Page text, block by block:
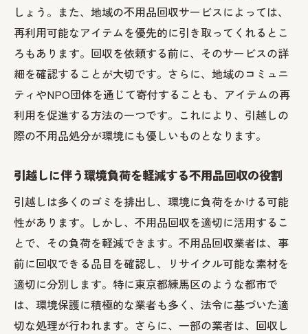
2LDKからの引越しで役立つ練馬区の不用品回収
活用法
引越し時に出る不用品の分類方法
練馬区の不用品回収料金の相場と比較
不用品回収サービスの利用で得られるメリ
ット
引越しの際に出る粗大ゴミの処理方法
不用品回収を通じて新生活を始めるための
練馬区での不用品回収の成功事例紹介
不用品回収で引越しの手間を減らすための練馬
区内のサービス紹介
引越し前にチェックしたい不用品回収サー
ビスリスト
練馬区内での不用品回収サービスの問い合
しょう。また、地域の不用品回収サービスによっては、
再利用可能なアイテムを優先的に引き取ってくれるとこ
ろもあります。回収を依頼する前に、そのサービスの詳
細を確認することが大切です。さらに、地域のコミュニ
ティやNPO団体を通じて寄付することも、アイテムの再
利用を促進する方法の一つです。これにより、引越しの
際の不用品処分が環境にも優しいものとなります。
引越しに伴う環境負荷を軽減する不用品回収の役割
引越しは多くのゴミを排出し、環境に負荷をかける可能
性があります。しかし、不用品回収を適切に活用するこ
とで、その負荷を軽減できます。不用品回収業者は、事
前に回収できる品目を確認し、リサイクル可能な素材を
適切に分別します。特に東京都練馬区のような都市で
は、環境保護に積極的な業者も多く、法令に基づいた適
切な処理が行われます。さらに、一部の業者は、回収し